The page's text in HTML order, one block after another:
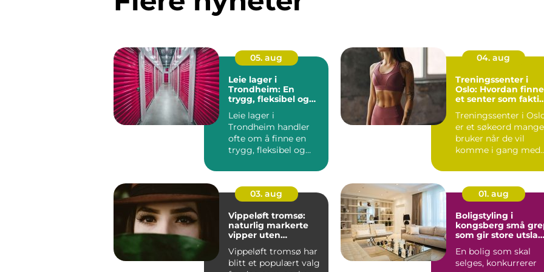
05. aug
Leie lager i
Trondheim: En
trygg, fleksibel og
Leie lager i
Trondheim handler
ofte om å finne en
trygg, fleksibel og
04. aug
Treningssenter i
Oslo: Hvordan finne
et senter som
Treningssenter i
er et søkeord mange
bruker når de vil
komme i gang med
03. aug
Vippeløft tromsø:
naturlig markerte
vipper uten
Vippeløft tromsø har
blitt et populært valg
01. aug
Boligstyling i
kongsberg små grep
som gir store utslag
En bolig som skal
selges, konkurrerer